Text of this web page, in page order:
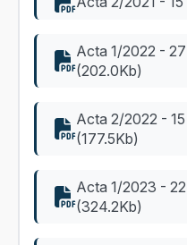
Acta 1/2022 -
(202.0Kb)
Acta 2/2022 -
(177.5Kb)
Acta 1/2023 -
(324.2Kb)